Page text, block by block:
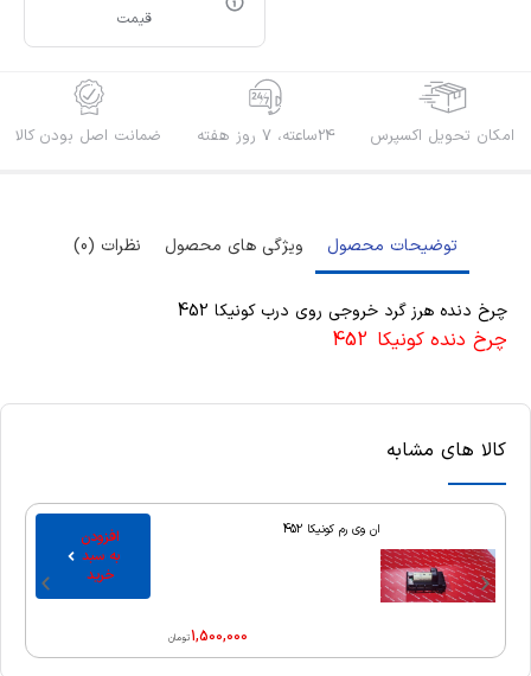
قیمت
امکان تحویل اکسپرس 24ساعته، 7 روز هفته ضمانت اصل بودن کالا
توضیحات محصول ویژگی های محصول نظرات (0)
چرخ دنده هرز گرد خروجی روی درب کونیکا 452
چرخ دنده کونیکا 452
کالا های مشابه
ان وی رم کونیکا 452
1,500,000تومان
افزودن
به سبد
خرید